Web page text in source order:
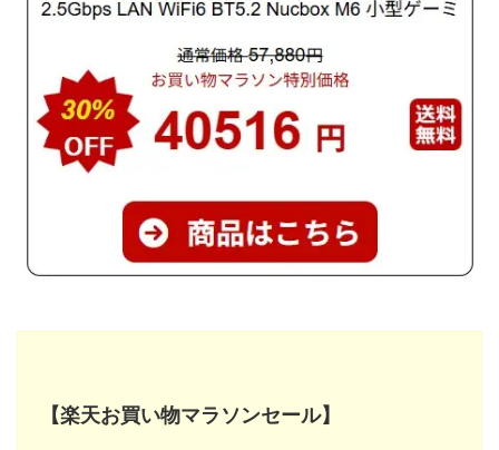
【楽天お買い物マラソンセール】